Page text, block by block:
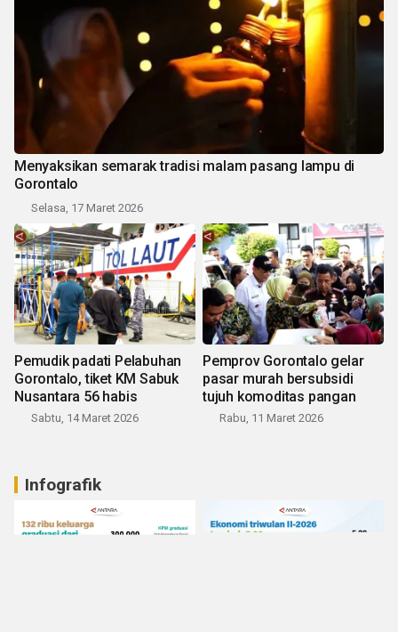
Menyaksikan semarak tradisi malam pasang lampu di
Gorontalo
Selasa, 17 Maret 2026
Pemudik padati Pelabuhan
Gorontalo, tiket KM Sabuk
Nusantara 56 habis
Sabtu, 14 Maret 2026
Pemprov Gorontalo gelar
pasar murah bersubsidi
tujuh komoditas pangan
Rabu, 11 Maret 2026
Infografik